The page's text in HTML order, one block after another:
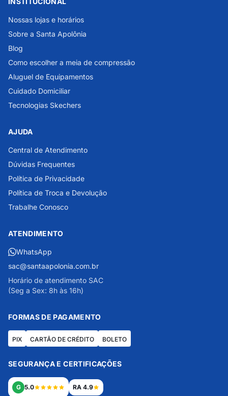
Nossas lojas e horários
Sobre a Santa Apolônia
Blog
Como escolher a meia de compressão
Aluguel de Equipamentos
Cuidado Domiciliar
Tecnologias Skechers
AJUDA
Central de Atendimento
Dúvidas Frequentes
Política de Privacidade
Política de Troca e Devolução
Trabalhe Conosco
ATENDIMENTO
WhatsApp
sac@santaapolonia.com.br
Horário de atendimento SAC
(Seg a Sex: 8h às 16h)
FORMAS DE PAGAMENTO
PIX CARTÃO DE CRÉDITO BOLETO
SEGURANÇA E CERTIFICAÇÕES
G 5.0 RA 4.9